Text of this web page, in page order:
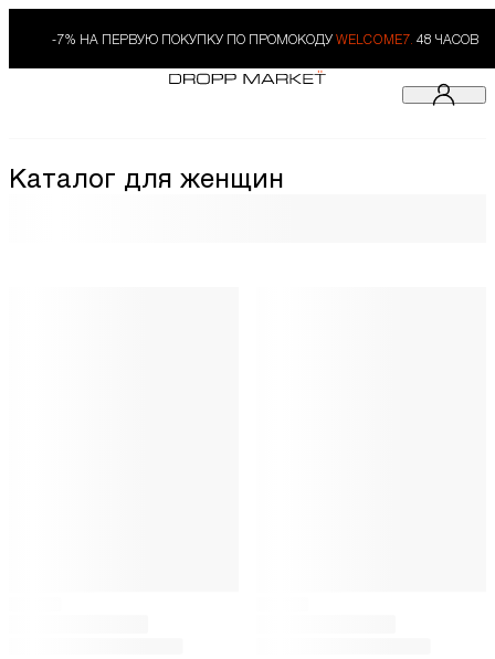
-7% НА ПЕРВУЮ ПОКУПКУ ПО ПРОМОКОДУ WELCOME7. 48 ЧАСОВ
Каталог для женщин